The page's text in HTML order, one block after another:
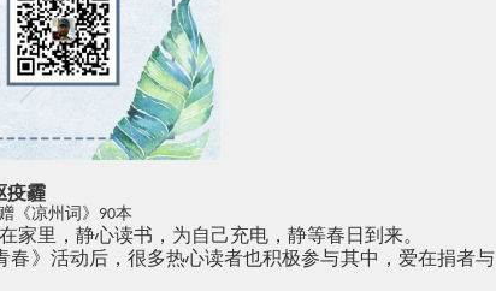
疫霾
《凉州词》90本
家里，静心读书，为自己充电，静等春日到来。
》活动后，很多热心读者也积极参与其中，爱在捐者与